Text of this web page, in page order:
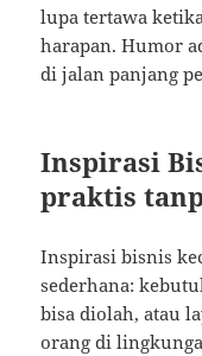
lupa tertawa
harapan. Humor
di jalan panjang
Inspirasi
praktis
Inspirasi bisnis
sederhana:
bisa diolah, atau
orang di